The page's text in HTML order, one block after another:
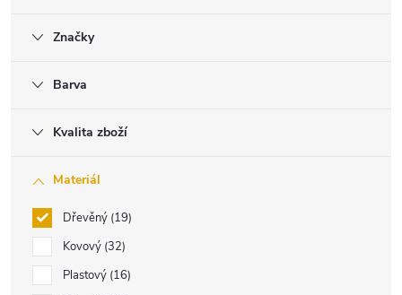
Značky
Barva
Kvalita zboží
Materiál
Dřevěný 19
Kovový 32
Plastový 16